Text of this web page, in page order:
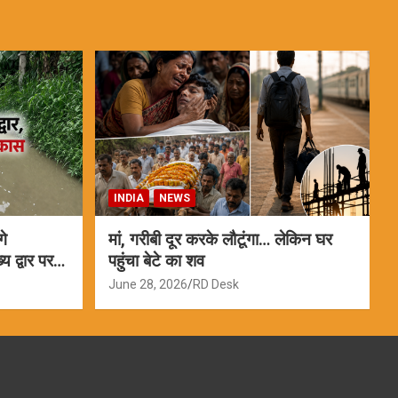
पर
INDIA NEWS
मां, गरीबी दूर करके लौटूंगा… लेकिन घर
पहुंचा बेटे का शव
June 28, 2026 RD Desk